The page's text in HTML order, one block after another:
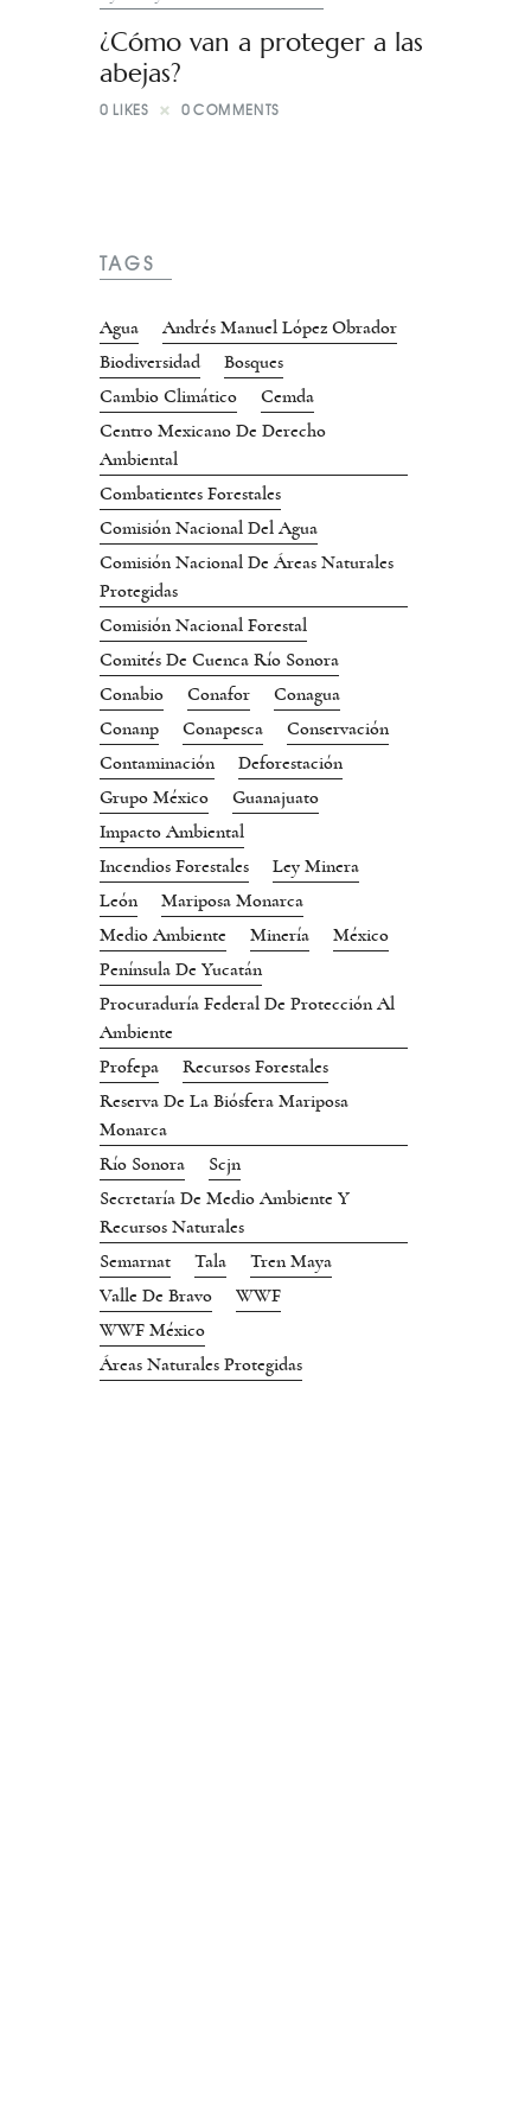
¿Cómo van a proteger a las
abejas?
0 LIKES 0 COMMENTS
TAGS
Agua
Andrés Manuel López Obrador
Biodiversidad
Bosques
Cambio Climático
Cemda
Centro Mexicano De Derecho
Ambiental
Combatientes Forestales
Comisión Nacional Del Agua
Comisión Nacional De Áreas Naturales
Protegidas
Comisión Nacional Forestal
Comités De Cuenca Río Sonora
Conabio
Conafor
Conagua
Conanp
Conapesca
Conservación
Contaminación
Deforestación
Grupo México
Guanajuato
Impacto Ambiental
Incendios Forestales
Ley Minera
León
Mariposa Monarca
Medio Ambiente
Minería
México
Península De Yucatán
Procuraduría Federal De Protección Al
Ambiente
Profepa
Recursos Forestales
Reserva De La Biósfera Mariposa
Monarca
Río Sonora
Scjn
Secretaría De Medio Ambiente Y
Recursos Naturales
Semarnat
Tala
Tren Maya
Valle De Bravo
WWF
WWF México
Áreas Naturales Protegidas